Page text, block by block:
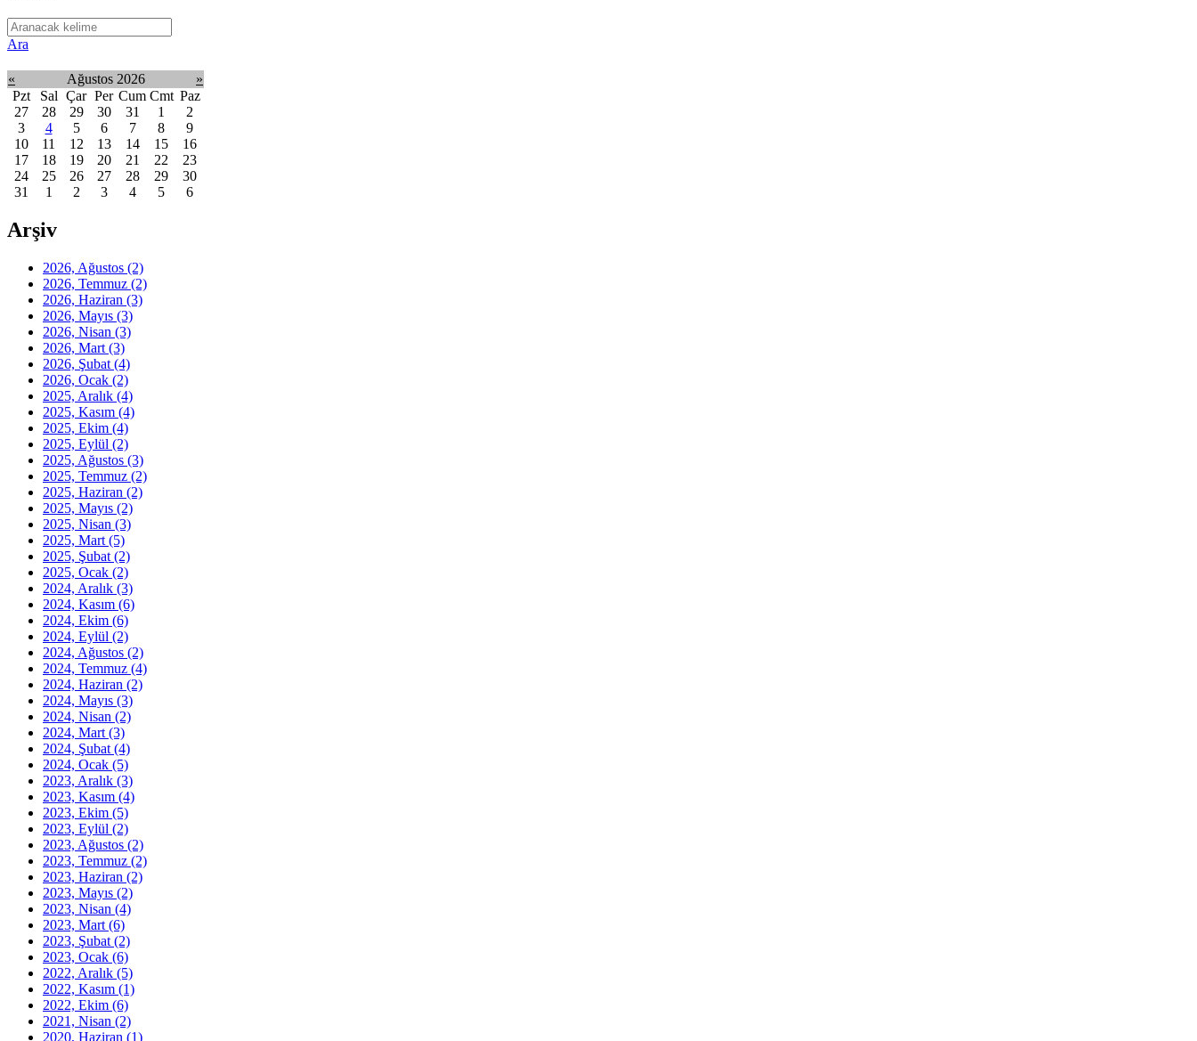
Ara
« Ağustos 2026
»
Pzt
Sal Çar Per Cum Cmt Paz
27
28 29 30 31 1
2
3
4 5 6 7 8
9
10
11 12 13 14 15
16
17
18 19 20 21 22
23
24
25 26 27 28 29
30
31
1 2 3 4 5 6
Arşiv
2026, Ağustos (2)
2026, Temmuz (2)
2026, Haziran (3)
2026, Mayıs (3)
2026, Nisan (3)
2026, Mart (3)
2026, Şubat (4)
2026, Ocak (2)
2025, Aralık (4)
2025, Kasım (4)
2025, Ekim (4)
2025, Eylül (2)
2025, Ağustos (3)
2025, Temmuz (2)
2025, Haziran (2)
2025, Mayıs (2)
2025, Nisan (3)
2025, Mart (5)
2025, Şubat (2)
2025, Ocak (2)
2024, Aralık (3)
2024, Kasım (6)
2024, Ekim (6)
2024, Eylül (2)
2024, Ağustos (2)
2024, Temmuz (4)
2024, Haziran (2)
2024, Mayıs (3)
2024, Nisan (2)
2024, Mart (3)
2024, Şubat (4)
2024, Ocak (5)
2023, Aralık (3)
2023, Kasım (4)
2023, Ekim (5)
2023, Eylül (2)
2023, Ağustos (2)
2023, Temmuz (2)
2023, Haziran (2)
2023, Mayıs (2)
2023, Nisan (4)
2023, Mart (6)
2023, Şubat (2)
2023, Ocak (6)
2022, Aralık (5)
2022, Kasım (1)
2022, Ekim (6)
2021, Nisan (2)
2020, Haziran (1)